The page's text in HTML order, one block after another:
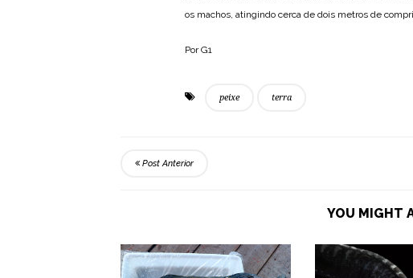
os machos, atingindo cerca de dois metros de
Por G1
peixe terra
Post Anterior
YOU MIGHT